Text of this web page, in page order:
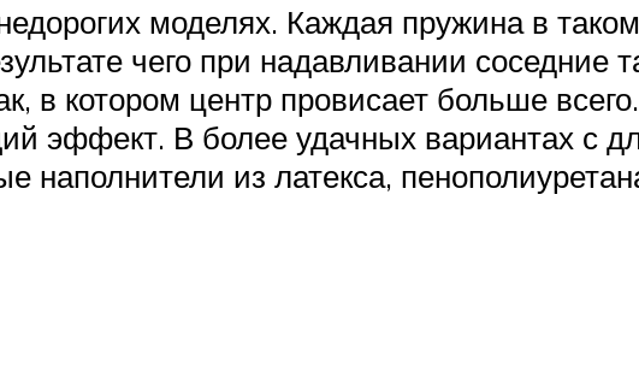
моделях. Каждая пружина в
чего при надавливании соседние
в котором центр провисает больше
эффект. В более удачных вариантах с
наполнители из латекса,